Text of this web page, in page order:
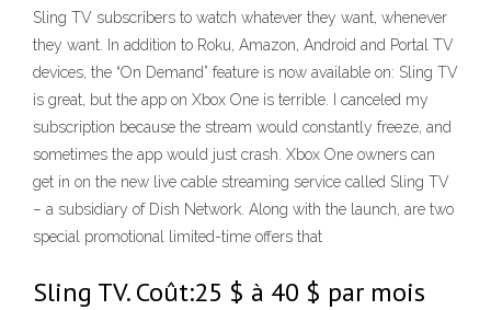
Sling TV subscribers to watch whatever they want, whenever
they want. In addition to Roku, Amazon, Android and Portal TV
devices, the “On Demand” feature is now available on: Sling TV
is great, but the app on Xbox One is terrible. I canceled my
subscription because the stream would constantly freeze, and
sometimes the app would just crash. Xbox One owners can
get in on the new live cable streaming service called Sling TV
– a subsidiary of Dish Network. Along with the launch, are two
special promotional limited-time offers that
Sling TV. Coût:25 $ à 40 $ par mois